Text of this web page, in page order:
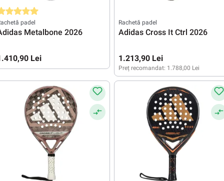
medie de 5 din 5 stele
padel
Metalbone 2026
Lei
Rachetă padel
Adidas Cross It Ctrl 2026
1.213,90 Lei
Preț recomandat: 1.788,00 Lei